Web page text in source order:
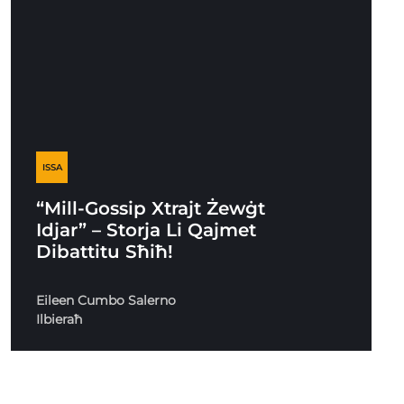
ISSA
“Mill-Gossip Xtrajt Żewġt
Idjar” – Storja Li Qajmet
Dibattitu Sħiħ!
Eileen Cumbo Salerno
Ilbieraħ